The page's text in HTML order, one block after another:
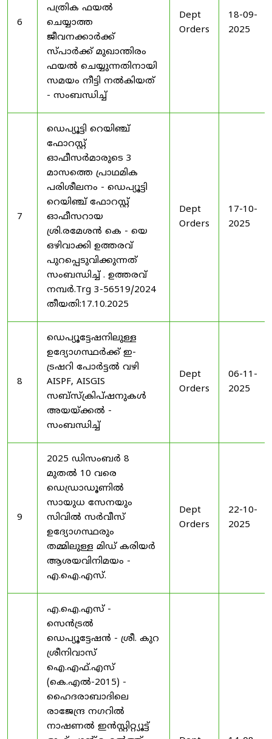
6
പത്രിക ഫയൽ
ചെയ്യാത്ത
ജീവനക്കാർക്ക്
സ്പാർക്ക് മുഖാന്തിരം
ഫയൽ ചെയ്യുന്നതിനായി
സമയം നീട്ടി നൽകിയത്
- സംബന്ധിച്ച്
Dept
Orders
18-09-
2025
7
ഡെപ്യൂട്ടി റെയിഞ്ച്
ഫോറസ്റ്റ്
ഓഫീസർമാരുടെ 3
മാസത്തെ പ്രാഥമിക
പരിശീലനം - ഡെപ്യൂട്ടി
റെയിഞ്ച് ഫോറസ്റ്റ്
ഓഫീസറായ
ശ്രി.രമേശൻ കെ - യെ
ഒഴിവാക്കി ഉത്തരവ്
പുറപ്പെടുവിക്കുന്നത്
സംബന്ധിച്ച് . ഉത്തരവ്
നമ്പർ.Trg 3-56519/2024
തീയതി:17.10.2025
Dept
Orders
17-10-
2025
8
ഡെപ്യൂട്ടേഷനിലുള്ള
ഉദ്യോഗസ്ഥർക്ക് ഇ-
ട്രഷറി പോർട്ടൽ വഴി
AISPF, AISGIS
സബ്‌സ്‌ക്രിപ്‌ഷനുകൾ
അയയ്ക്കൽ -
സംബന്ധിച്ച്
Dept
Orders
06-11-
2025
9
2025 ഡിസംബർ 8
മുതൽ 10 വരെ
ഡെഡ്രാഡൂണിൽ
സായുധ സേനയും
സിവിൽ സർവീസ്
ഉദ്യോഗസ്ഥരും
തമ്മിലുള്ള മിഡ് കരിയർ
ആശയവിനിമയം -
എ.ഐ.എസ്.
Dept
Orders
22-10-
2025
എ.ഐ.എസ് -
സെൻട്രൽ
ഡെപ്യൂട്ടേഷൻ - ശ്രീ. കുറ
ശ്രീനിവാസ്
ഐ.എഫ്.എസ്
(കെ.എൽ-2015) -
ഹൈദരാബാദിലെ
രാജേന്ദ്ര നഗറിൽ
നാഷണൽ ഇൻസ്റ്റിറ്റ്യൂട്ട്